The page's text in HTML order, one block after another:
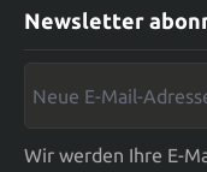
Newsletter
Wir werden Ihre E-